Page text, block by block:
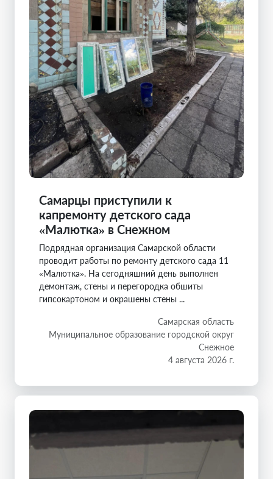
Самарцы приступили к
капремонту детского сада
«Малютка» в Снежном
Подрядная организация Самарской области
проводит работы по ремонту детского сада 11
«Малютка». На сегодняшний день выполнен
демонтаж, стены и перегородка обшиты
гипсокартоном и окрашены стены ...
Самарская область
Муниципальное образование городской округ
Снежное
4 августа 2026 г.